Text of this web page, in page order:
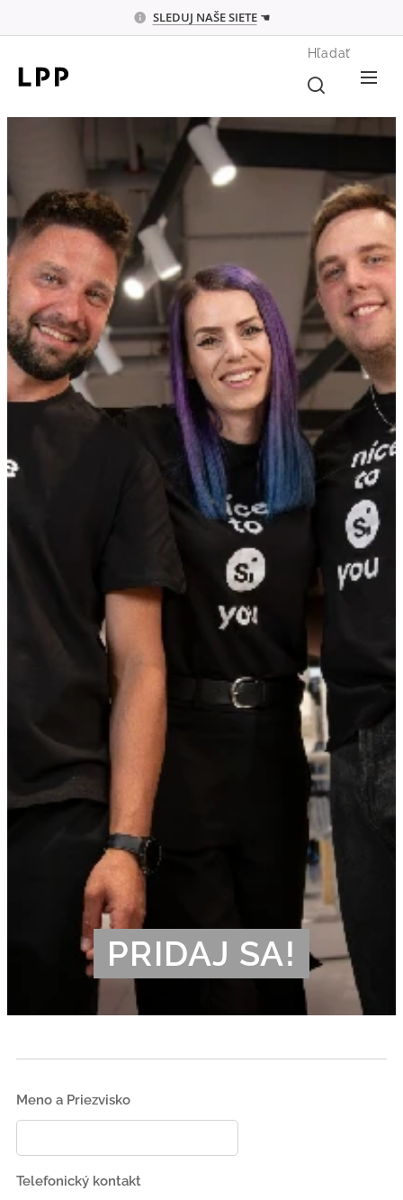
SLEDUJ NAŠE SIETE ☚
Hľadať
PRIDAJ SA!
Meno a Priezvisko
Telefonický kontakt